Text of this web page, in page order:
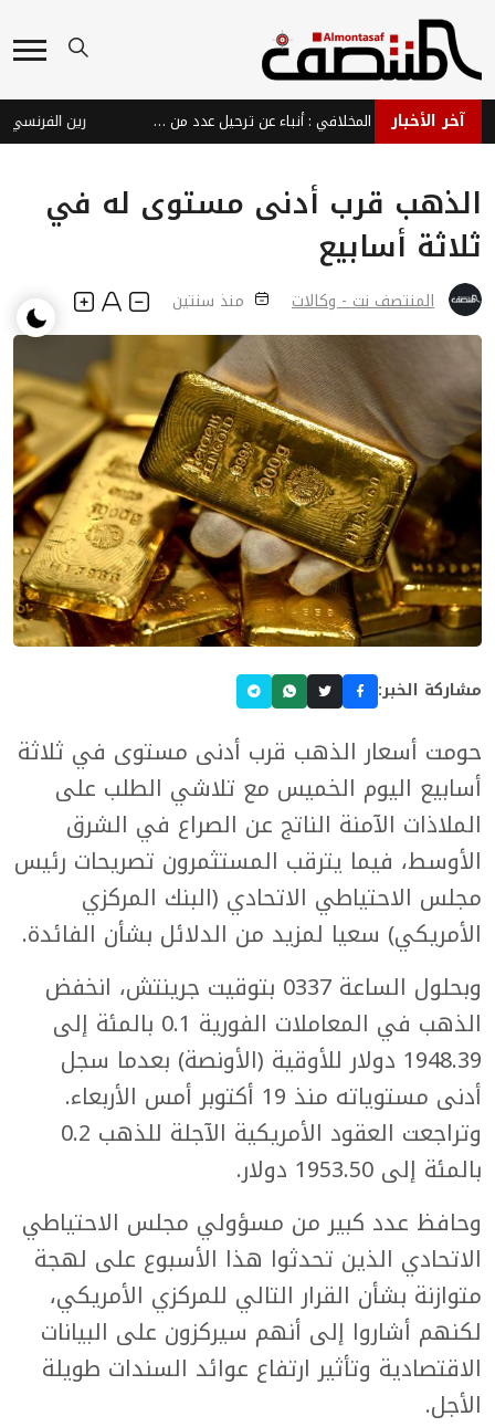
آخر الأخبار بينهم شقيق حمود المخلافي : أنباء عن ترحيل عدد من كوادر الإصلاح من القاهرة بسبب فعالية غير مرخصة رين الفرنسي
الذهب قرب أدنى مستوى له في
ثلاثة أسابيع
المنتصف نت - وكالات منذ سنتين
مشاركة الخبر:
حومت أسعار الذهب قرب أدنى مستوى في ثلاثة
أسابيع اليوم الخميس مع تلاشي الطلب على
الملاذات الآمنة الناتج عن الصراع في الشرق
الأوسط، فيما يترقب المستثمرون تصريحات رئيس
مجلس الاحتياطي الاتحادي (البنك المركزي
الأمريكي) سعيا لمزيد من الدلائل بشأن الفائدة.
وبحلول الساعة 0337 بتوقيت جرينتش، انخفض
الذهب في المعاملات الفورية 0.1 بالمئة إلى
1948.39 دولار للأوقية (الأونصة) بعدما سجل
أدنى مستوياته منذ 19 أكتوبر أمس الأربعاء.
وتراجعت العقود الأمريكية الآجلة للذهب 0.2
بالمئة إلى 1953.50 دولار.
وحافظ عدد كبير من مسؤولي مجلس الاحتياطي
الاتحادي الذين تحدثوا هذا الأسبوع على لهجة
متوازنة بشأن القرار التالي للمركزي الأمريكي،
لكنهم أشاروا إلى أنهم سيركزون على البيانات
الاقتصادية وتأثير ارتفاع عوائد السندات طويلة
الأجل.